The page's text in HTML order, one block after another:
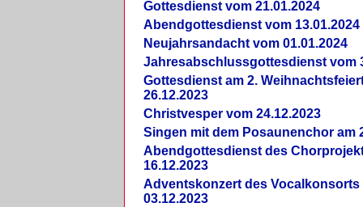
Gottesdienst vom 21.01.2024
Abendgottesdienst vom 13.01.2024
Neujahrsandacht vom 01.01.2024
Jahresabschlussgottesdienst vom
Gottesdienst am 2.
26.12.2023
Christvesper vom 24.12.2023
Singen mit dem Posaunenchor am
Abendgottesdienst des
16.12.2023
Adventskonzert des Vocalkonsorts
03.12.2023